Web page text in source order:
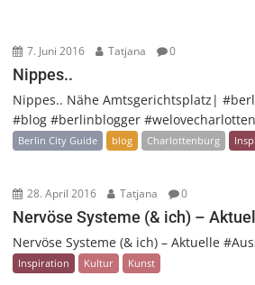
7. Juni 2016 Tatjana 0
Nippes..
Nippes.. Nähe Amtsgerichtsplatz|
#blog #berlinblogger
Berlin City Guide blog Charlottenburg
28. April 2016 Tatjana 0
Nervöse Systeme (& ich) –
Nervöse Systeme (& ich) – Aktuelle
Inspiration Kultur Kunst